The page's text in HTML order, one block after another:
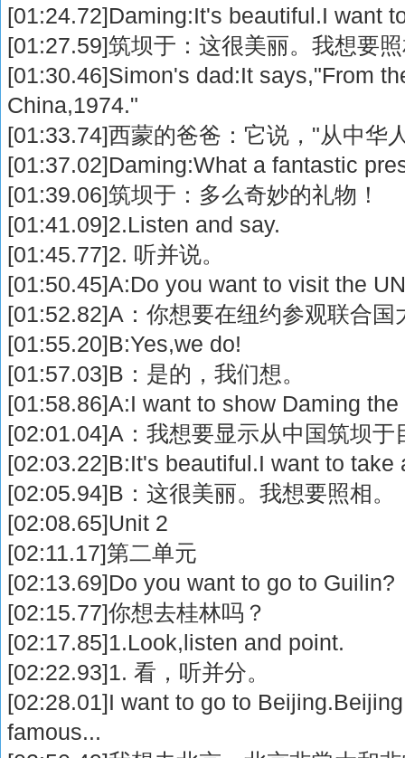
[01:24.72]Daming:It's beautiful.I want
[01:27.59]筑坝于：这很美丽。我想要
[01:30.46]Simon's dad:It says,"From
China,1974."
[01:33.74]西蒙的爸爸：它说，"从中华
[01:37.02]Daming:What a fantastic
[01:39.06]筑坝于：多么奇妙的礼物！
[01:41.09]2.Listen and say.
[01:45.77]2. 听并说。
[01:50.45]A:Do you want to visit the
[01:52.82]A：你想要在纽约参观联合国
[01:55.20]B:Yes,we do!
[01:57.03]B：是的，我们想。
[01:58.86]A:I want to show Daming
[02:01.04]A：我想要显示从中国筑坝于
[02:03.22]B:It's beautiful.I want to take
[02:05.94]B：这很美丽。我想要照相。
[02:08.65]Unit 2
[02:11.17]第二单元
[02:13.69]Do you want to go to Guilin?
[02:15.77]你想去桂林吗？
[02:17.85]1.Look,listen and point.
[02:22.93]1. 看，听并分。
[02:28.01]I want to go to
famous...